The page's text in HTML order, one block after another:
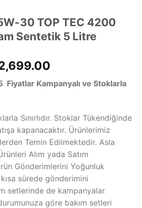
30 TOP TEC 4200
Sentetik 5 Litre
andaki
fiyat:
Fiyatlar Kampanyalı ve Stoklarla
Sınırlıdır. Stoklar Tükendiğinde
kapanacaktır. Ürünlerimiz
Temin Edilmektedir. Asla
Alım yada Satım
Gönderimlerini Yoğunluk
sürede gönderimini
setlerinde de kampanyalar
göre bakım setleri